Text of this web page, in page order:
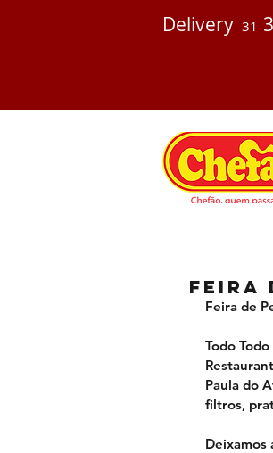
Delivery 31
Feira
Feira de
Todo
Paula do
filtros,
Deixamos